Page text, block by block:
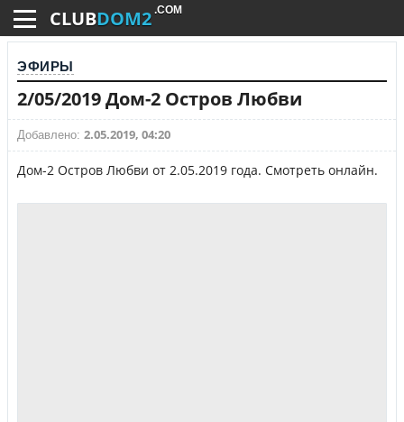
CLUBDOM2 .COM
ЭФИРЫ
2/05/2019 Дом-2 Остров Любви
Добавлено: 2.05.2019, 04:20
Дом-2 Остров Любви от 2.05.2019 года. Смотреть онлайн.